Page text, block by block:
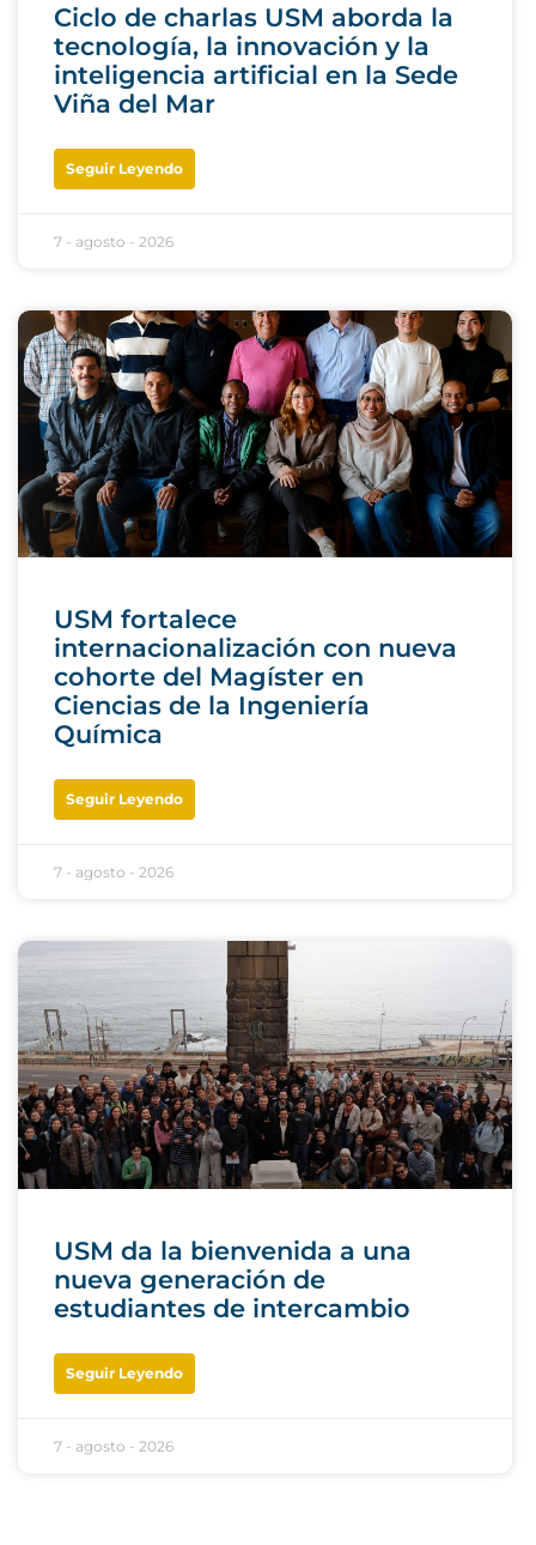
Ciclo de charlas USM aborda la
tecnología, la innovación y la
inteligencia artificial en la Sede
Viña del Mar
Seguir Leyendo
7 - agosto - 2026
USM fortalece
internacionalización con nueva
cohorte del Magíster en
Ciencias de la Ingeniería
Química
Seguir Leyendo
7 - agosto - 2026
USM da la bienvenida a una
nueva generación de
estudiantes de intercambio
Seguir Leyendo
7 - agosto - 2026